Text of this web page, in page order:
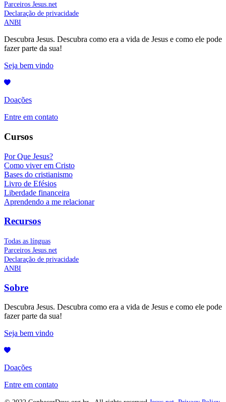
Parceiros Jesus.net
Declaração de privacidade
ANBI
Descubra Jesus. Descubra como era a vida de Jesus e como ele pode
fazer parte da sua!
Seja bem vindo
Doações
Entre em contato
Cursos
Por Que Jesus?
Como viver em Cristo
Bases do cristianismo
Livro de Efésios
Liberdade financeira
Aprendendo a me relacionar
Recursos
Todas as línguas
Parceiros Jesus.net
Declaração de privacidade
ANBI
Sobre
Descubra Jesus. Descubra como era a vida de Jesus e como ele pode
fazer parte da sua!
Seja bem vindo
Doações
Entre em contato